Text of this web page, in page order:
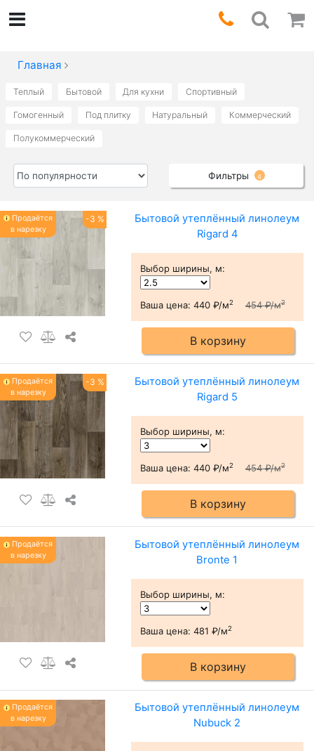
Главная
Теплый Бытовой Для кухни Спортивный
Гомогенный Под плитку Натуральный Коммерческий
Полукоммерческий
Фильтры 4
-3 %
Продаётся
в нарезку
Бытовой утеплённый линолеум
Rigard 4
Выбор ширины, м:
Ваша цена: 440 ₽/м2 454 ₽/м2
В корзину
-3 %
Продаётся
в нарезку
Бытовой утеплённый линолеум
Rigard 5
Выбор ширины, м:
Ваша цена: 440 ₽/м2 454 ₽/м2
В корзину
Продаётся
в нарезку
Бытовой утеплённый линолеум
Bronte 1
Выбор ширины, м:
Ваша цена: 481 ₽/м2
В корзину
Продаётся
в нарезку
Бытовой утеплённый линолеум
Nubuck 2